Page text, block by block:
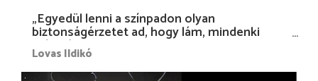
„Egyedül lenni a színpadon olyan
biztonságérzetet ad, hogy lám, mindenki
más nélkül is megvagyok magammal…”
Lovas Ildikó